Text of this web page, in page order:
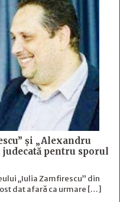
și „Alexandru
judecată pentru sporul
„Iulia Zamfirescu” din
dat afară ca urmare […]